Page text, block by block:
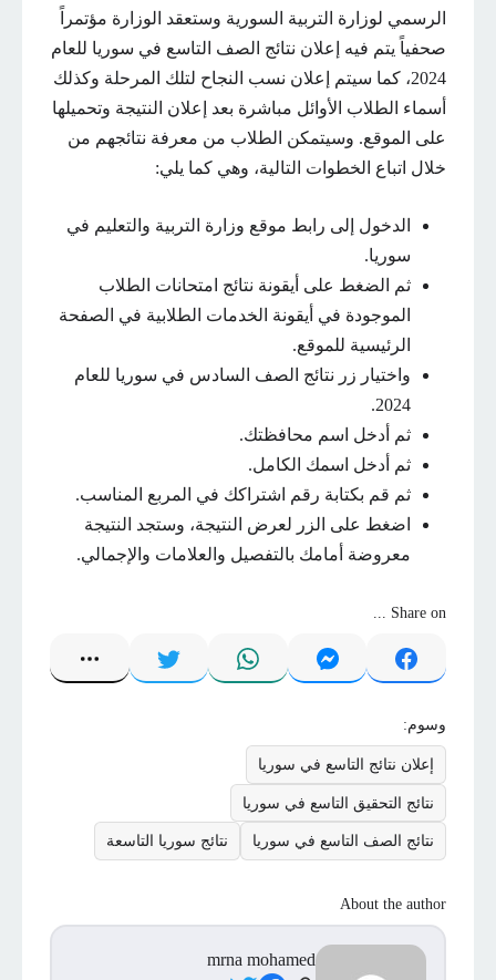
الرسمي لوزارة التربية السورية وستعقد الوزارة مؤتمراً
صحفياً يتم فيه إعلان نتائج الصف التاسع في سوريا للعام
2024، كما سيتم إعلان نسب النجاح لتلك المرحلة وكذلك
أسماء الطلاب الأوائل مباشرة بعد إعلان النتيجة وتحميلها
على الموقع. وسيتمكن الطلاب من معرفة نتائجهم من
خلال اتباع الخطوات التالية، وهي كما يلي:
الدخول إلى رابط موقع وزارة التربية والتعليم في
سوريا.
ثم الضغط على أيقونة نتائج امتحانات الطلاب
الموجودة في أيقونة الخدمات الطلابية في الصفحة
الرئيسية للموقع.
واختيار زر نتائج الصف السادس في سوريا للعام
2024.
ثم أدخل اسم محافظتك.
ثم أدخل اسمك الكامل.
ثم قم بكتابة رقم اشتراكك في المربع المناسب.
اضغط على الزر لعرض النتيجة، وستجد النتيجة
معروضة أمامك بالتفصيل والعلامات والإجمالي.
Share on ...
وسوم:
إعلان نتائج التاسع في سوريا
نتائج التحقيق التاسع في سوريا
نتائج الصف التاسع في سوريا نتائج سوريا التاسعة
About the author
mrna mohamed